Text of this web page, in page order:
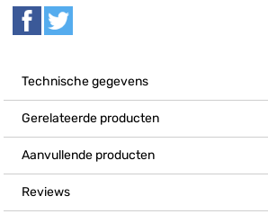
Technische gegevens
Gerelateerde producten
Aanvullende producten
Reviews